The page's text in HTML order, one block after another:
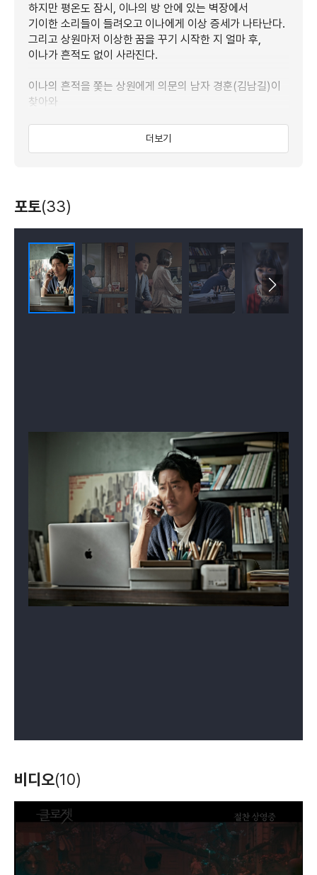
하지만 평온도 잠시, 이나의 방 안에 있는 벽장에서
기이한 소리들이 들려오고 이나에게 이상 증세가 나타난다.
그리고 상원마저 이상한 꿈을 꾸기 시작한 지 얼마 후,
이나가 흔적도 없이 사라진다.
이나의 흔적을 쫓는 상원에게 의문의 남자 경훈(김남길)이
찾아와
열어서는 안 될 벽장을 향해 손을 뻗는데…
더보기
포토(33)
비디오(10)
a
m